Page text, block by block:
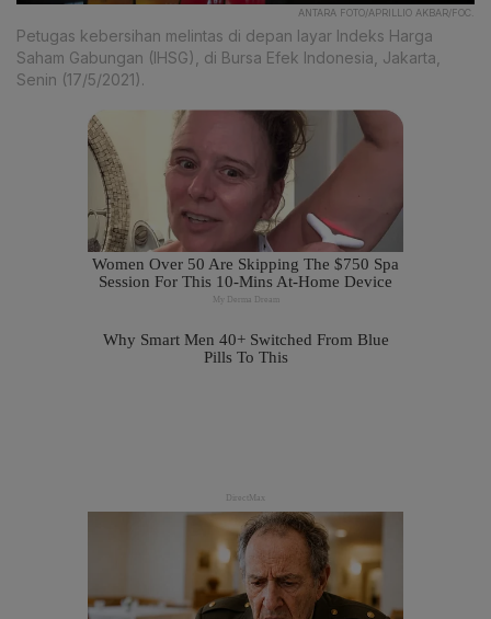
ANTARA FOTO/APRILLIO AKBAR/FOC.
Petugas kebersihan melintas di depan layar Indeks Harga
Saham Gabungan (IHSG), di Bursa Efek Indonesia, Jakarta,
Senin (17/5/2021).